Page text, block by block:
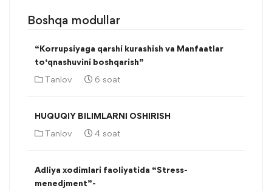
Boshqa modullar
“Korrupsiyaga qarshi kurashish va Manfaatlar
to‘qnashuvini boshqarish”
Tanlov
6 soat
HUQUQIY BILIMLARNI OSHIRISH
Tanlov
4 soat
Adliya xodimlari faoliyatida “Stress-
menedjment”-